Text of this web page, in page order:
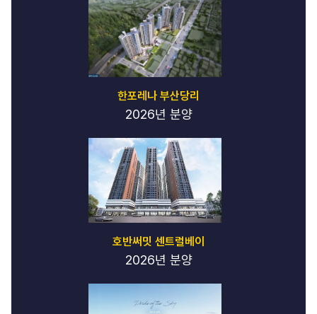
한포레나 부산당리
2026년 분양
호반써밋 센트럴베이
2026년 분양